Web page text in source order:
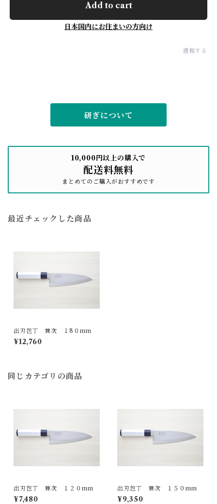
Add to cart
日本国内にお住まいの方向け
通報する
研ぎについて
10,000円以上の購入で
配送料無料
まとめてのご購入がおすすめです
最近チェックした商品
出刃包丁 兼次 １8０mm
¥12,760
同じカテゴリの商品
出刃包丁 兼次 １２０mm
¥7,480
出刃包丁 兼次 １５０mm
¥9,350